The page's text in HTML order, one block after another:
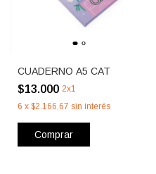
CUADERNO A5 CAT
$13.000 2x1
6 x $2.166,67 sin interés
Comprar